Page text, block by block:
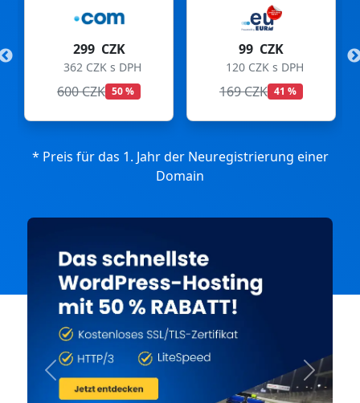
299 CZK
362 CZK s DPH
600 CZK 50 %
99 CZK
120 CZK s DPH
169 CZK 41 %
* Preis für das 1. Jahr der Neuregistrierung einer
Domain
Previous Next